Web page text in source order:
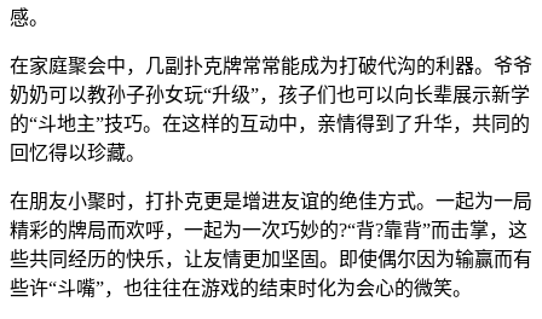
感。
在家庭聚会中，几副扑克牌常常能成为打破代沟的利器。爷爷
奶奶可以教孙子孙女玩“升级”，孩子们也可以向长辈展示新学
的“斗地主”技巧。在这样的互动中，亲情得到了升华，共同的
回忆得以珍藏。
在朋友小聚时，打扑克更是增进友谊的绝佳方式。一起为一局
精彩的牌局而欢呼，一起为一次巧妙的?“背?靠背”而击掌，这
些共同经历的快乐，让友情更加坚固。即使偶尔因为输赢而有
些许“斗嘴”，也往往在游戏的结束时化为会心的微笑。